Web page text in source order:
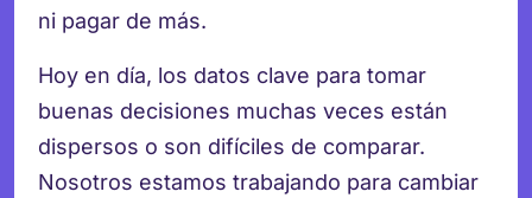
ni pagar de más.
Hoy en día, los datos clave para tomar
buenas decisiones muchas veces están
dispersos o son difíciles de comparar.
Nosotros estamos trabajando para cambiar